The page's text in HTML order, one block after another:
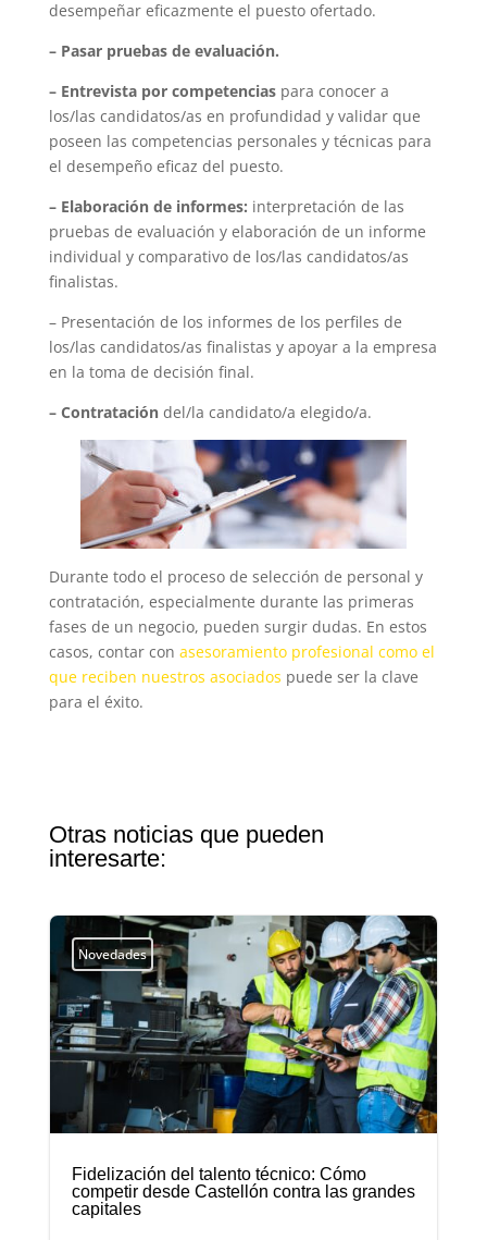
desempeñar eficazmente el puesto ofertado.
– Pasar pruebas de evaluación.
– Entrevista por competencias para conocer a
los/las candidatos/as en profundidad y validar que
poseen las competencias personales y técnicas para
el desempeño eficaz del puesto.
– Elaboración de informes: interpretación de las
pruebas de evaluación y elaboración de un informe
individual y comparativo de los/las candidatos/as
finalistas.
– Presentación de los informes de los perfiles de
los/las candidatos/as finalistas y apoyar a la empresa
en la toma de decisión final.
– Contratación del/la candidato/a elegido/a.
Durante todo el proceso de selección de personal y
contratación, especialmente durante las primeras
fases de un negocio, pueden surgir dudas. En estos
casos, contar con asesoramiento profesional como el
que reciben nuestros asociados puede ser la clave
para el éxito.
Otras noticias que pueden
interesarte:
Novedades
Fidelización del talento técnico: Cómo
competir desde Castellón contra las grandes
capitales